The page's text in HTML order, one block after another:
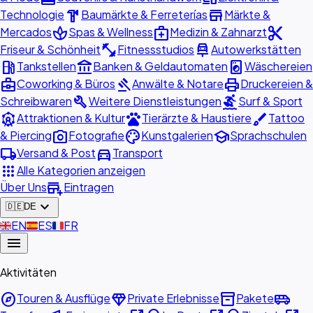
Technologie hardware Baumärkte & FerreteríasstoreMärkte &
MercadosspaSpas & Wellnessmedical_servicesMedizin & Zahnarztcontent_cut
Friseur & Schönheitfitness_centerFitnessstudios car_repairAutowerkstätten
local_gas_stationTankstellenaccount_balanceBanken & Geldautomaten local_laundry_serviceWäschereien
business_centerCoworking & Büros gavelAnwälte & NotareprintDruckereien &
SchreibwarenbuildWeitere DienstleistungensurfingSurf & Sport
attractionsAttraktionen & KulturpetsTierärzte & HaustierebrushTattoo
& Piercingphoto_cameraFotografiepaletteKunstgalerienschoolSprachschulen
local_shippingVersand & Postdirections_carTransport
appsAlle Kategorien anzeigen
Über Unsadd_businessEintragen
🇩🇪DE expand_more
🇬🇧EN🇪🇸ES🇫🇷FR
menu
Aktivitäten
exploreTouren & AusflügediamondPrivate Erlebnisseinventory_2Paketeairport_shuttle